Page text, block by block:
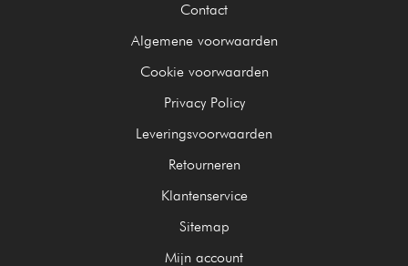
Contact
Algemene voorwaarden
Cookie voorwaarden
Privacy Policy
Leveringsvoorwaarden
Retourneren
Klantenservice
Sitemap
Mijn account